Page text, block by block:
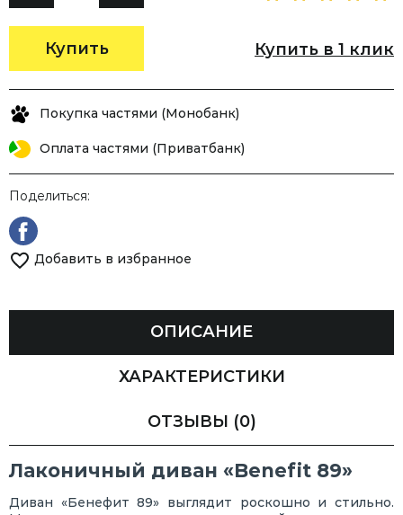
Купить Купить в 1 клик
Покупка частями (Монобанк)
Оплата частями (Приватбанк)
Поделиться:
Добавить в избранное
ОПИСАНИЕ
ХАРАКТЕРИСТИКИ
ОТЗЫВЫ (0)
Лаконичный диван «Benefit 89»
Диван «Бенефит 89» выглядит роскошно и стильно.